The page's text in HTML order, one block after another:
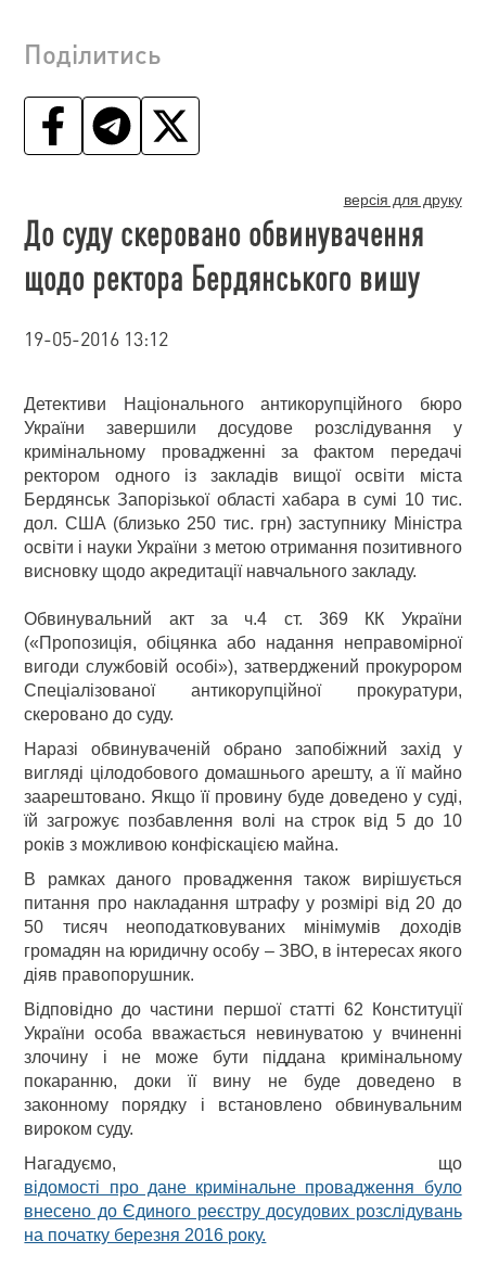
Поділитись
версія для друку
До суду скеровано обвинувачення
щодо ректора Бердянського вишу
19-05-2016 13:12
Детективи Національного антикорупційного бюро
України завершили досудове розслідування у
кримінальному провадженні за фактом передачі
ректором одного із закладів вищої освіти міста
Бердянськ Запорізької області хабара в сумі 10 тис.
дол. США (близько 250 тис. грн) заступнику Міністра
освіти і науки України з метою отримання позитивного
висновку щодо акредитації навчального закладу.
Обвинувальний акт за ч.4 ст. 369 КК України
(«Пропозиція, обіцянка або надання неправомірної
вигоди службовій особі»), затверджений прокурором
Спеціалізованої антикорупційної прокуратури,
скеровано до суду.
Наразі обвинуваченій обрано запобіжний захід у
вигляді цілодобового домашнього арешту, а її майно
заарештовано. Якщо її провину буде доведено у суді,
їй загрожує позбавлення волі на строк від 5 до 10
років з можливою конфіскацією майна.
В рамках даного провадження також вирішується
питання про накладання штрафу у розмірі від 20 до
50 тисяч неоподатковуваних мінімумів доходів
громадян на юридичну особу – ЗВО, в інтересах якого
діяв правопорушник.
Відповідно до частини першої статті 62 Конституції
України особа вважається невинуватою у вчиненні
злочину і не може бути піддана кримінальному
покаранню, доки її вину не буде доведено в
законному порядку і встановлено обвинувальним
вироком суду.
Нагадуємо, що
відомості про дане кримінальне провадження було
внесено до Єдиного реєстру досудових розслідувань
на початку березня 2016 року.